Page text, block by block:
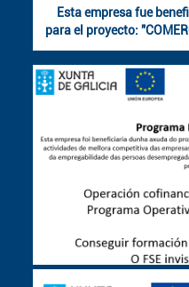
Esta empresa fue
para el proyecto: